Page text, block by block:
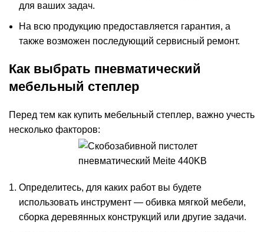
для ваших задач.
На всю продукцию предоставляется гарантия, а
также возможен последующий сервисный ремонт.
Как выбрать пневматический
мебельный степлер
Перед тем как купить мебельный степлер, важно учесть
несколько факторов:
Определитесь, для каких работ вы будете
использовать инструмент — обивка мягкой мебели,
сборка деревянных конструкций или другие задачи.